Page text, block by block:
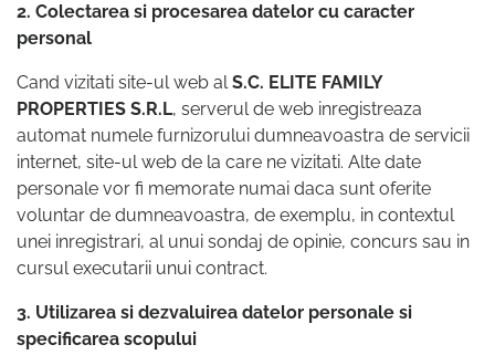
2. Colectarea si procesarea datelor cu caracter
personal
Cand vizitati site-ul web alS.C. ELITE FAMILY
PROPERTIES S.R.L, serverul de web inregistreaza
automat numele furnizorului dumneavoastra de servicii
internet, site-ul web de la care ne vizitati. Alte date
personale vor fi memorate numai daca sunt oferite
voluntar de dumneavoastra, de exemplu, in contextul
unei inregistrari, al unui sondaj de opinie, concurs sau in
cursul executarii unui contract.
3. Utilizarea si dezvaluirea datelor personale si
specificarea scopului